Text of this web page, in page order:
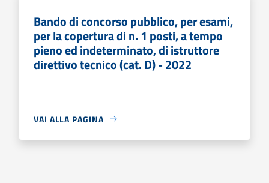
Bando di concorso pubblico, per esami,
per la copertura di n. 1 posti, a tempo
pieno ed indeterminato, di istruttore
direttivo tecnico (cat. D) - 2022
VAI ALLA PAGINA